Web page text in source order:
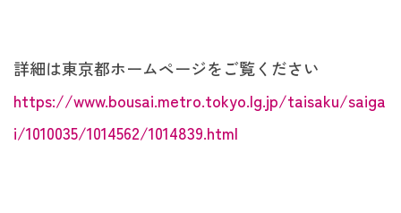
詳細は東京都ホームページをご覧ください
https://www.bousai.metro.tokyo.lg.jp/taisaku/saiga
i/1010035/1014562/1014839.html